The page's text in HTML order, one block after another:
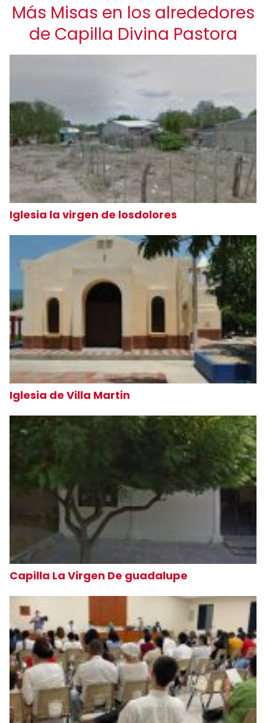
Más Misas en los alrededores
de Capilla Divina Pastora
Iglesia la virgen de losdolores
Iglesia de Villa Martin
Capilla La Virgen De guadalupe